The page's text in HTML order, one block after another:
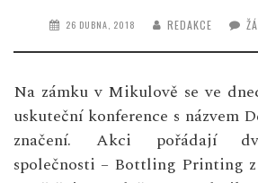
26 DUBNA, 2018 REDAKCE
Na zámku v Mikulově se ve
uskuteční konference s názvem
značení. Akci pořádají
společnosti – Bottling Printing